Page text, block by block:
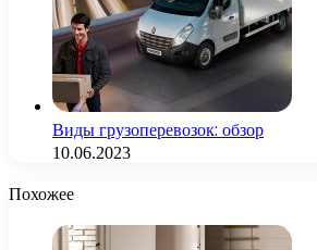
Виды грузоперевозок: обзор
10.06.2023
Похожее